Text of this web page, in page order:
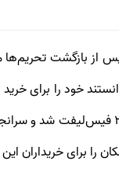
خرید این خودرو